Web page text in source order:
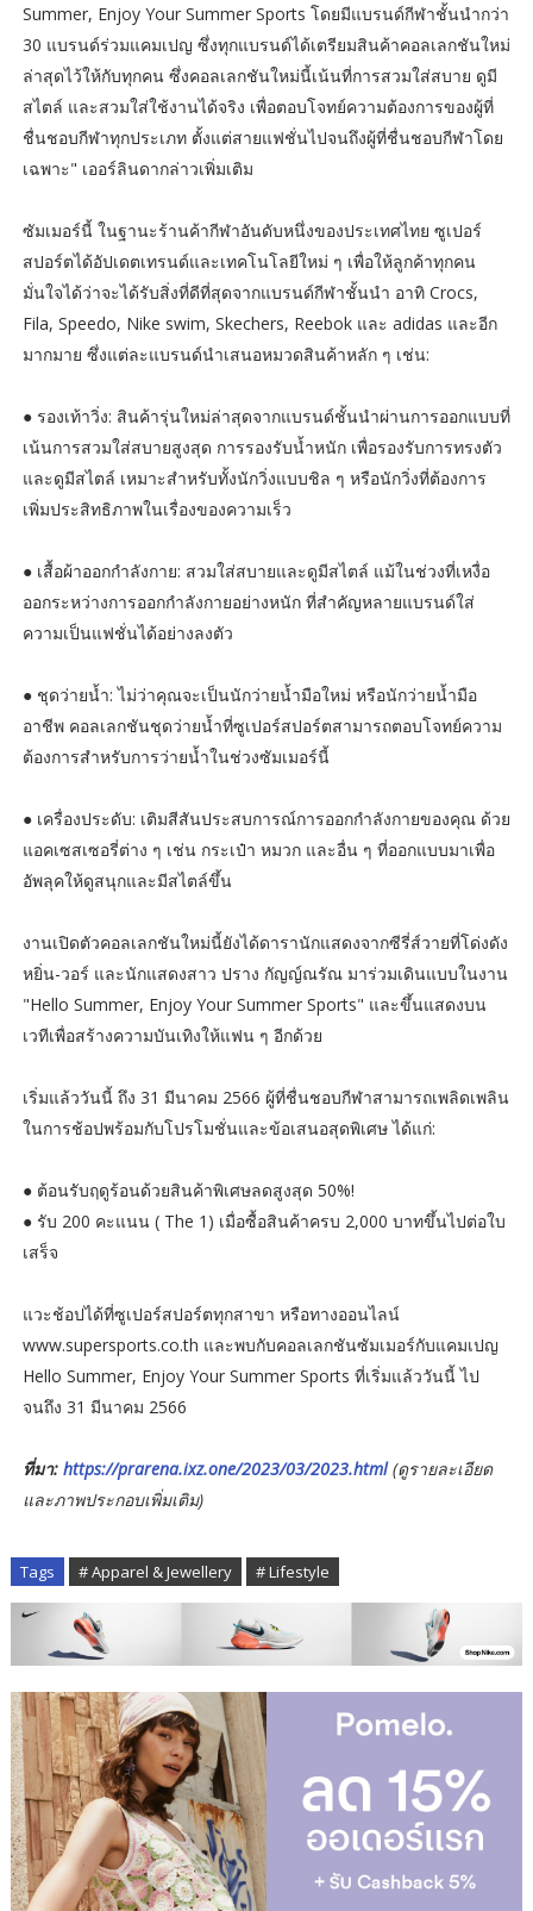
Summer, Enjoy Your Summer Sports โดยมีแบรนด์กีฬาชั้นนำกว่า
30 แบรนด์ร่วมแคมเปญ ซึ่งทุกแบรนด์ได้เตรียมสินค้าคอลเลกชันใหม่
ล่าสุดไว้ให้กับทุกคน ซึ่งคอลเลกชันใหม่นี้เน้นที่การสวมใส่สบาย ดูมี
สไตล์ และสวมใส่ใช้งานได้จริง เพื่อตอบโจทย์ความต้องการของผู้ที่
ชื่นชอบกีฬาทุกประเภท ตั้งแต่สายแฟชั่นไปจนถึงผู้ที่ชื่นชอบกีฬาโดย
เฉพาะ" เออร์ลินดากล่าวเพิ่มเติม
ซัมเมอร์นี้ ในฐานะร้านค้ากีฬาอันดับหนึ่งของประเทศไทย ซูเปอร์
สปอร์ตได้อัปเดตเทรนด์และเทคโนโลยีใหม่ ๆ เพื่อให้ลูกค้าทุกคน
มั่นใจได้ว่าจะได้รับสิ่งที่ดีที่สุดจากแบรนด์กีฬาชั้นนำ อาทิ Crocs,
Fila, Speedo, Nike swim, Skechers, Reebok และ adidas และอีก
มากมาย ซึ่งแต่ละแบรนด์นำเสนอหมวดสินค้าหลัก ๆ เช่น:
● รองเท้าวิ่ง: สินค้ารุ่นใหม่ล่าสุดจากแบรนด์ชั้นนำผ่านการออกแบบที่
เน้นการสวมใส่สบายสูงสุด การรองรับน้ำหนัก เพื่อรองรับการทรงตัว
และดูมีสไตล์ เหมาะสำหรับทั้งนักวิ่งแบบชิล ๆ หรือนักวิ่งที่ต้องการ
เพิ่มประสิทธิภาพในเรื่องของความเร็ว
● เสื้อผ้าออกกำลังกาย: สวมใส่สบายและดูมีสไตล์ แม้ในช่วงที่เหงื่อ
ออกระหว่างการออกกำลังกายอย่างหนัก ที่สำคัญหลายแบรนด์ใส่
ความเป็นแฟชั่นได้อย่างลงตัว
● ชุดว่ายน้ำ: ไม่ว่าคุณจะเป็นนักว่ายน้ำมือใหม่ หรือนักว่ายน้ำมือ
อาชีพ คอลเลกชันชุดว่ายน้ำที่ซูเปอร์สปอร์ตสามารถตอบโจทย์ความ
ต้องการสำหรับการว่ายน้ำในช่วงซัมเมอร์นี้
● เครื่องประดับ: เติมสีสันประสบการณ์การออกกำลังกายของคุณ ด้วย
แอคเซสเซอรี่ต่าง ๆ เช่น กระเป๋า หมวก และอื่น ๆ ที่ออกแบบมาเพื่อ
อัพลุคให้ดูสนุกและมีสไตล์ขึ้น
งานเปิดตัวคอลเลกชันใหม่นี้ยังได้ดารานักแสดงจากซีรี่ส์วายที่โด่งดัง
หยิ่น-วอร์ และนักแสดงสาว ปราง กัญญ์ณรัณ มาร่วมเดินแบบในงาน
"Hello Summer, Enjoy Your Summer Sports" และขึ้นแสดงบน
เวทีเพื่อสร้างความบันเทิงให้แฟน ๆ อีกด้วย
เริ่มแล้ววันนี้ ถึง 31 มีนาคม 2566 ผู้ที่ชื่นชอบกีฬาสามารถเพลิดเพลิน
ในการช้อปพร้อมกับโปรโมชั่นและข้อเสนอสุดพิเศษ ได้แก่:
● ต้อนรับฤดูร้อนด้วยสินค้าพิเศษลดสูงสุด 50%!
● รับ 200 คะแนน ( The 1) เมื่อซื้อสินค้าครบ 2,000 บาทขึ้นไปต่อใบ
เสร็จ
แวะช้อปได้ที่ซูเปอร์สปอร์ตทุกสาขา หรือทางออนไลน์
www.supersports.co.th และพบกับคอลเลกชันซัมเมอร์กับแคมเปญ
Hello Summer, Enjoy Your Summer Sports ที่เริ่มแล้ววันนี้ ไป
จนถึง 31 มีนาคม 2566
ที่มา: https://prarena.ixz.one/2023/03/2023.html(ดูรายละเอียด
และภาพประกอบเพิ่มเติม)
Tags # Apparel & Jewellery # Lifestyle